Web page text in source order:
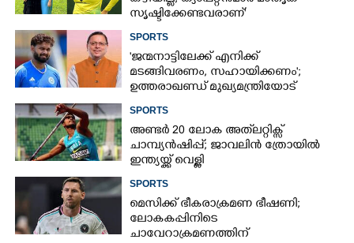
സൃഷ്ടിക്കേണ്ടവരാണ്'
താരത്തിന്റെ ഭാര്യ
SPORTS
'ജന്മനാട്ടിലേക്ക് എനിക്ക്
മടങ്ങിവരണം, സഹായിക്കണം';
ഉത്തരാഖണ്ഡ് മുഖ്യമന്ത്രിയോട്
SPORTS
അണ്ടർ 20 ലോക അത്‌ലറ്റിക്സ്
ചാമ്പ്യൻഷിപ്പ്; ജാവലിൻ ത്രോയിൽ
ഇന്ത്യയ്ക്ക് വെള്ളി
SPORTS
മെസിക്ക് ഭീകരാക്രമണ ഭീഷണി;
ലോകകപ്പിനിടെ
ചാവേറാക്രമണത്തിന്
×
Share this link